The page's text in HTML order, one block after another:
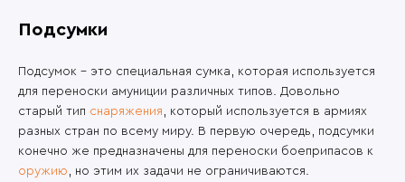
Подсумки
Подсумок – это специальная сумка, которая используется
для переноски амуниции различных типов. Довольно
старый тип снаряжения , который используется в армиях
разных стран по всему миру. В первую очередь, подсумки
конечно же предназначены для переноски боеприпасов к
оружию , но этим их задачи не ограничиваются.